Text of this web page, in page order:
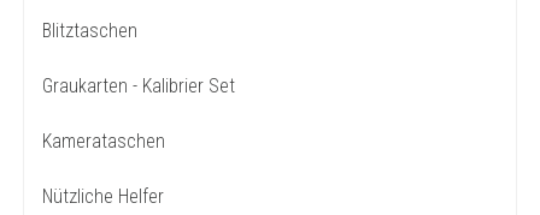
Blitztaschen
Graukarten - Kalibrier Set
Kamerataschen
Nützliche Helfer